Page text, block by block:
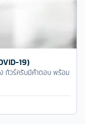
19)
ทัวร์ครับมีคำตอบ พร้อม